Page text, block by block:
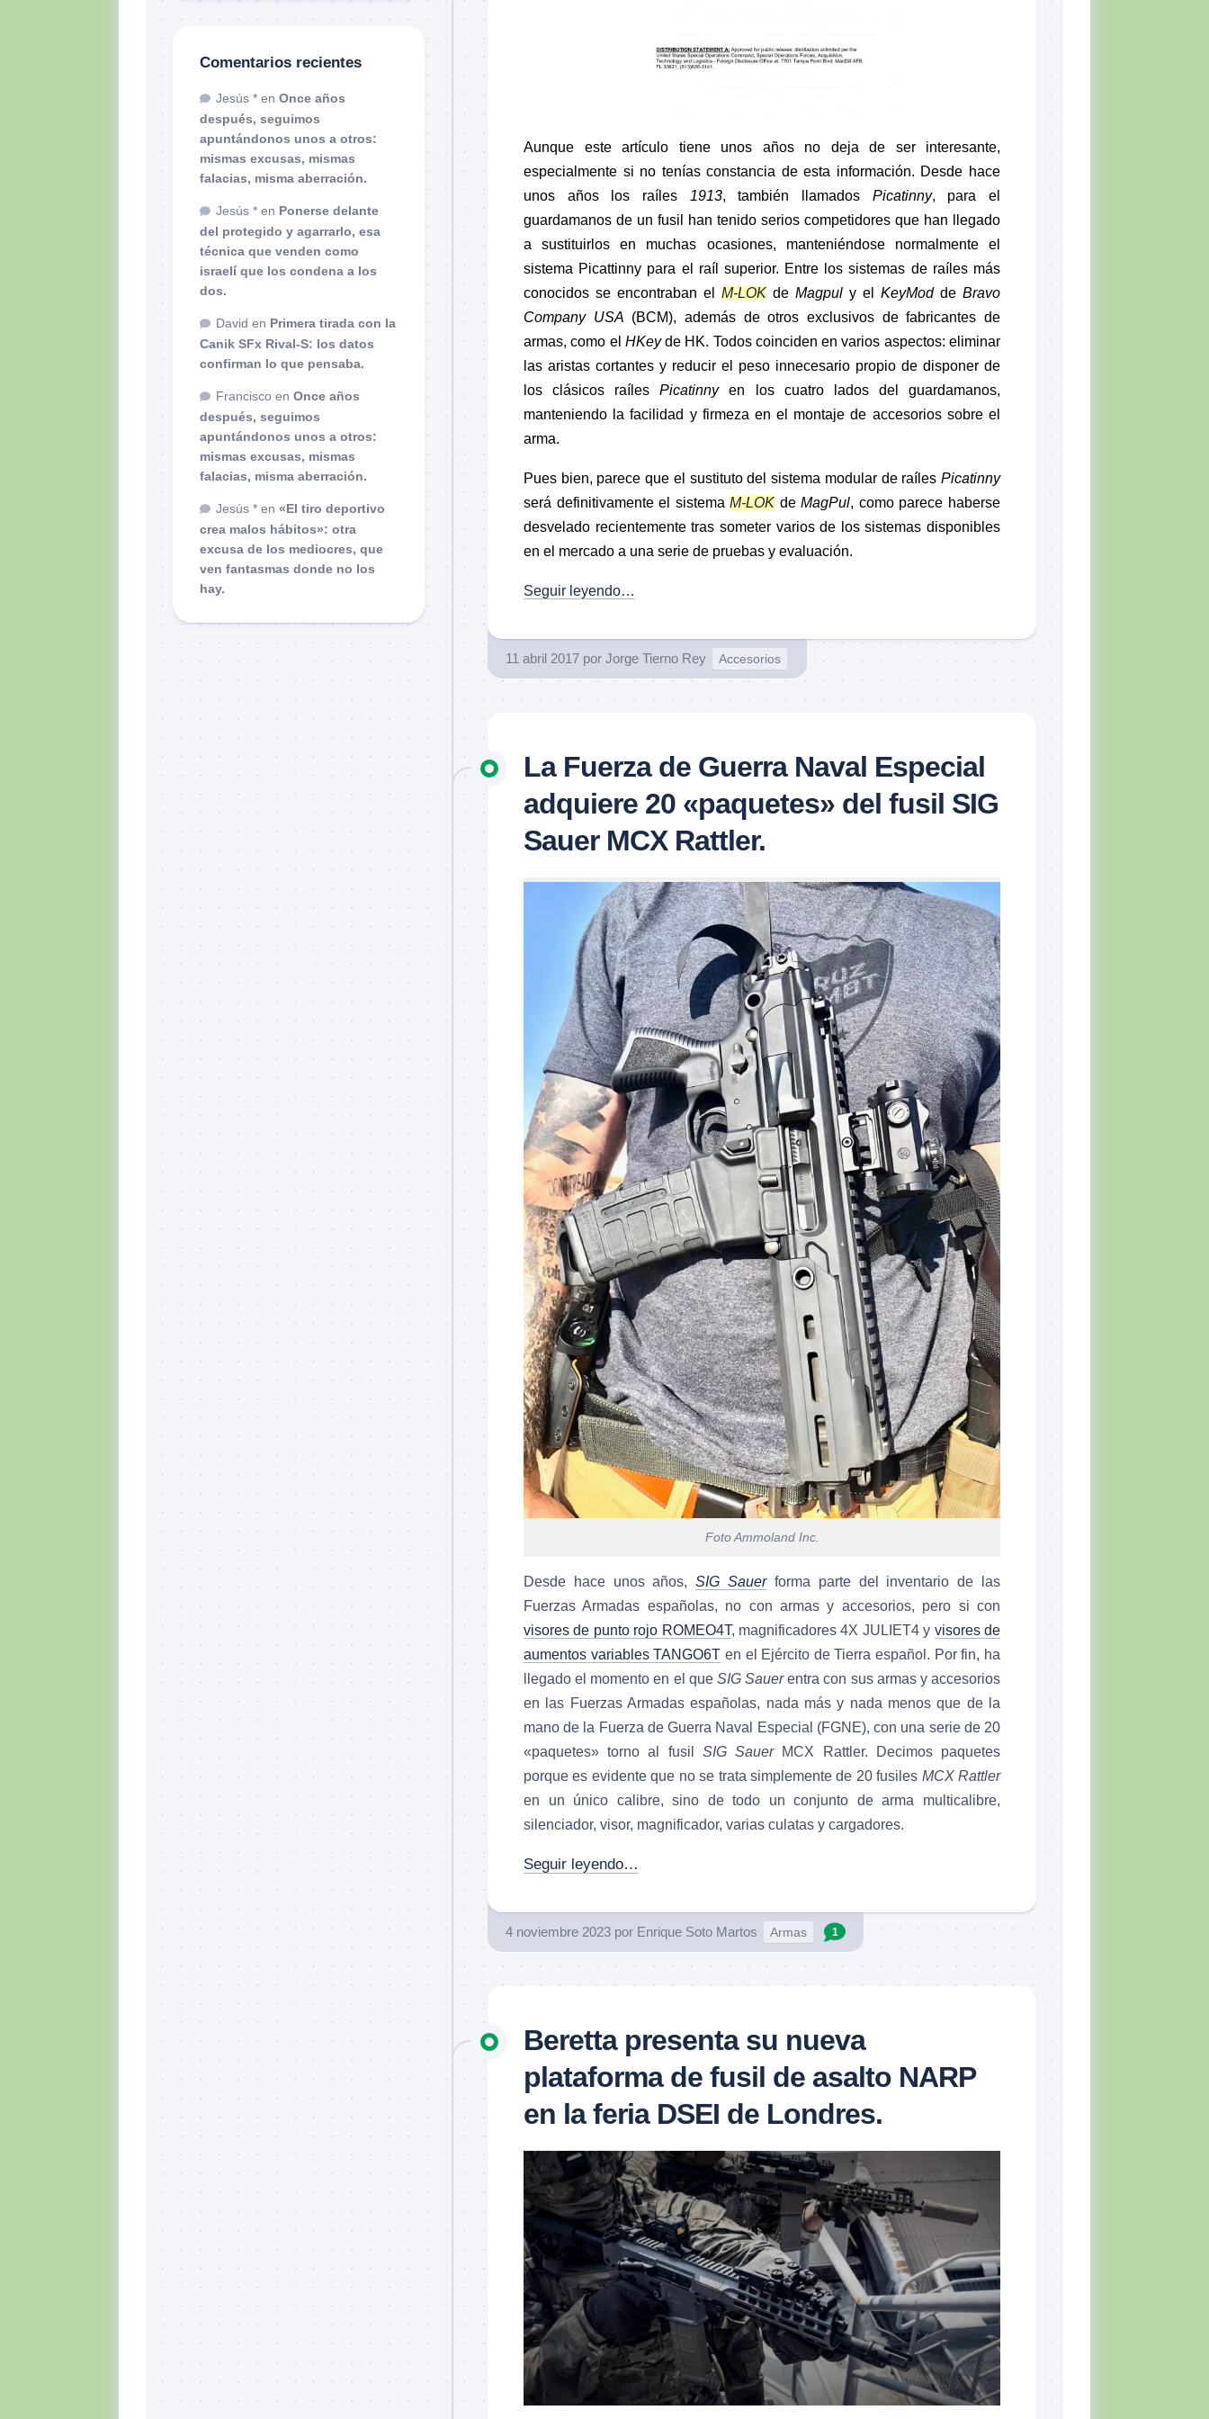
Aunque este artículo tiene unos años no deja de ser interesante,
especialmente si no tenías constancia de esta información. Desde hace
unos años los raíles 1913, también llamados Picatinny, para el
guardamanos de un fusil han tenido serios competidores que han llegado
a sustituirlos en muchas ocasiones, manteniéndose normalmente el
sistema Picattinny para el raíl superior. Entre los sistemas de raíles más
conocidos se encontraban el M-LOK de Magpul y el KeyModde Bravo
Company USA (BCM), además de otros exclusivos de fabricantes de
armas, como el HKeyde HK. Todos coinciden en varios aspectos: eliminar
las aristas cortantes y reducir el peso innecesario propio de disponer de
los clásicos raílesPicatinnyen los cuatro lados del guardamanos,
manteniendo la facilidad y firmeza en el montaje de accesorios sobre el
arma.
Pues bien, parece que el sustituto del sistema modular de raíles Picatinny
será definitivamente el sistemaM-LOK deMagPul, como parece haberse
desvelado recientemente tras someter varios de los sistemas disponibles
en el mercado a una serie de pruebas y evaluación.
Seguir leyendo…
11 abril 2017 por Jorge Tierno Rey Accesorios
La Fuerza de Guerra Naval Especial
adquiere 20 «paquetes» del fusil SIG
Sauer MCX Rattler.
Foto Ammoland Inc.
Desde hace unos años,SIG Sauerforma parte del inventario de las
Fuerzas Armadas españolas, no con armas y accesorios, pero si con
visores de punto rojo ROMEO4T, magnificadores 4X JULIET4 y visores de
aumentos variables TANGO6T en el Ejército de Tierra español. Por fin, ha
llegado el momento en el que SIG Sauerentra con sus armas y accesorios
en las Fuerzas Armadas españolas, nada más y nada menos que de la
mano de la Fuerza de Guerra Naval Especial (FGNE), con una serie de 20
«paquetes» torno al fusil SIG SauerMCX Rattler. Decimos paquetes
porque es evidente que no se trata simplemente de 20 fusiles MCX Rattler
en un único calibre, sino de todo un conjunto de arma multicalibre,
silenciador, visor, magnificador, varias culatas y cargadores.
Seguir leyendo…
4 noviembre 2023 por Enrique Soto Martos Armas 1
Beretta presenta su nueva
plataforma de fusil de asalto NARP
en la feria DSEI de Londres.
Comentarios recientes
Jesús * en Once años
después, seguimos
apuntándonos unos a otros:
mismas excusas, mismas
falacias, misma aberración.
Jesús * en Ponerse delante
del protegido y agarrarlo, esa
técnica que venden como
israelí que los condena a los
dos.
David en Primera tirada con la
Canik SFx Rival-S: los datos
confirman lo que pensaba.
Francisco en Once años
después, seguimos
apuntándonos unos a otros:
mismas excusas, mismas
falacias, misma aberración.
Jesús * en «El tiro deportivo
crea malos hábitos»: otra
excusa de los mediocres, que
ven fantasmas donde no los
hay.